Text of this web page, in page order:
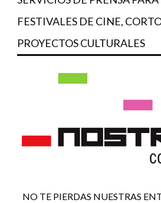
FESTIVALES DE CINE,
PROYECTOS CULTURALES
NO TE PIERDAS NUESTRAS